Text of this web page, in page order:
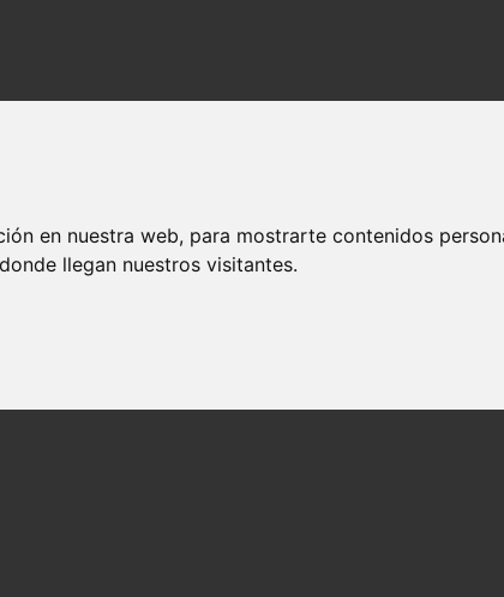
en nuestra web, para mostrarte contenidos
llegan nuestros visitantes.